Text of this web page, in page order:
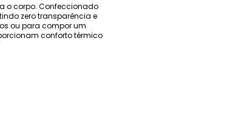
o corpo. Confeccionado
zero transparência e
ou para compor um
conforto térmico